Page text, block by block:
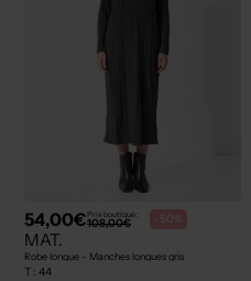
54,00€Prix boutique :
108,00€ -50%
MAT.
Robe longue - Manches longues gris
T : 44